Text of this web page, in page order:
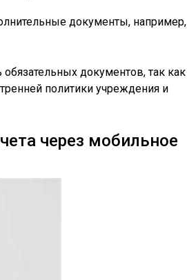
документы, например,
документов, так как
политики учреждения и
через мобильное